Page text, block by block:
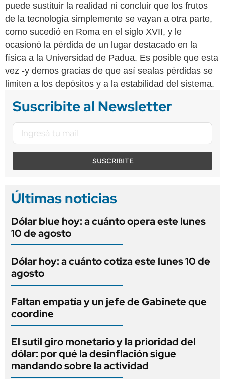
puede sustituir la realidad ni concluir que los frutos
de la tecnología simplemente se vayan a otra parte,
como sucedió en Roma en el siglo XVII, y le
ocasionó la pérdida de un lugar destacado en la
física a la Universidad de Padua. Es posible que esta
vez -y demos gracias de que así sealas pérdidas se
limiten a los depósitos y a la estabilidad del sistema.
Suscribite al Newsletter
SUSCRIBITE
Últimas noticias
Dólar blue hoy: a cuánto opera este lunes
10 de agosto
Dólar hoy: a cuánto cotiza este lunes 10 de
agosto
Faltan empatía y un jefe de Gabinete que
coordine
El sutil giro monetario y la prioridad del
dólar: por qué la desinflación sigue
mandando sobre la actividad